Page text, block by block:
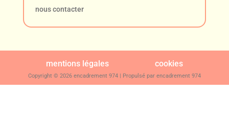
nous contacter
mentions légales cookies
Copyright © 2026 encadrement 974 | Propulsé par encadrement 974